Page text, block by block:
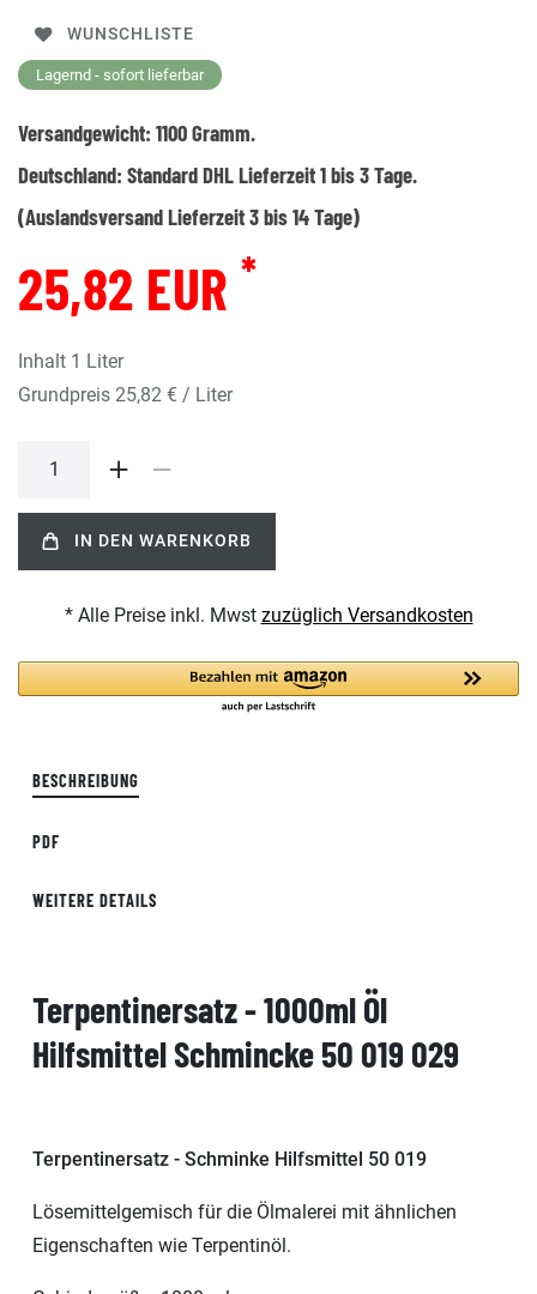
WUNSCHLISTE
Lagernd - sofort lieferbar
Versandgewicht: 1100Gramm.
Deutschland: Standard DHL Lieferzeit 1 bis 3 Tage.
(Auslandsversand Lieferzeit 3 bis 14 Tage)
25,82 EUR *
Inhalt 1 Liter
Grundpreis 25,82 € / Liter
IN DEN WARENKORB
* Alle Preise inkl. Mwst zuzüglich Versandkosten
BESCHREIBUNG
PDF
WEITERE DETAILS
Terpentinersatz - 1000ml Öl
Hilfsmittel Schmincke 50 019 029
Terpentinersatz - Schminke Hilfsmittel 50 019
Lösemittelgemisch für die Ölmalerei mit ähnlichen
Eigenschaften wie Terpentinöl.